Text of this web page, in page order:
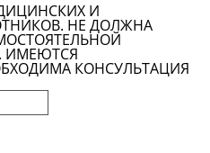
И
НЕ ДОЛЖНА
ИМЕЮТСЯ
КОНСУЛЬТАЦИЯ